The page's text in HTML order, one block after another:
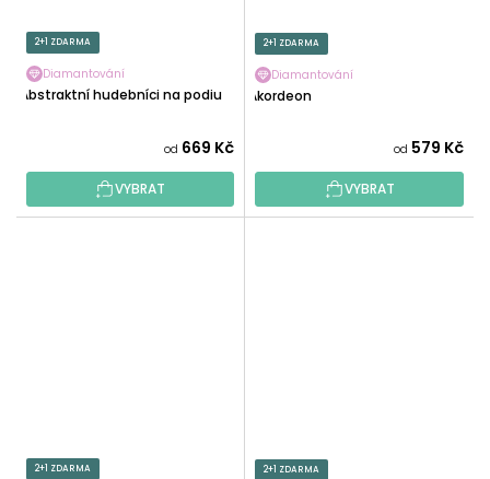
2+1 ZDARMA
Diamantování
Abstraktní hudebníci na podiu
od 669 Kč
VYBRAT
2+1 ZDARMA
Diamantování
Akordeon
od 579 Kč
VYBRAT
2+1 ZDARMA 2+1 ZDARMA